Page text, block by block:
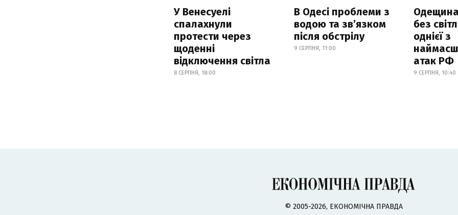
У Венесуелі
спалахнули
протести через
щоденні
відключення світла
8 СЕРПНЯ, 18:00
В Одесі проблеми з
водою та звʼязком
після обстрілу
9 СЕРПНЯ, 11:00
без
однієї з
атак РФ
9 СЕРПНЯ, 10:40
© 2005-2026, ЕКОНОМІЧНА ПРАВДА